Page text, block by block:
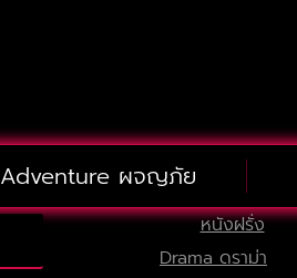
Adventure ผจญภัย
หนังฝรั่ง
Drama ดราม่า